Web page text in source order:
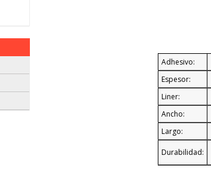
Adhesivo:
Espesor:
Liner:
Ancho:
Largo:
Durabilidad: